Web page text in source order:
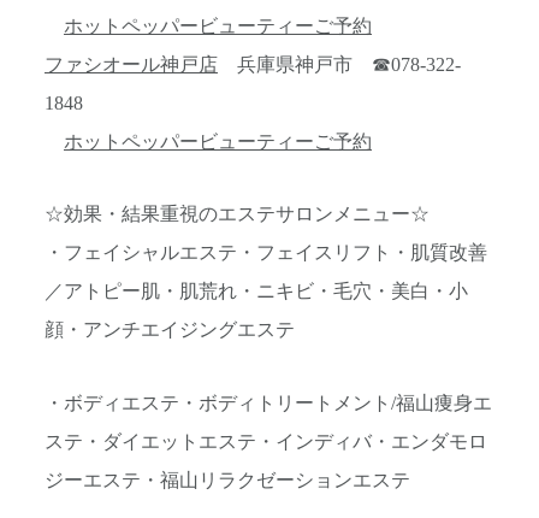
ホットペッパービューティーご予約
ファシオール神戸店 兵庫県神戸市 ☎078-322-
1848
ホットペッパービューティーご予約
☆効果・結果重視のエステサロンメニュー☆
・フェイシャルエステ・フェイスリフト・肌質改善
／アトピー肌・肌荒れ・ニキビ・毛穴・美白・小
顔・アンチエイジングエステ
・ボディエステ・ボディトリートメント/福山痩身エ
ステ・ダイエットエステ・インディバ・エンダモロ
ジーエステ・福山リラクゼーションエステ